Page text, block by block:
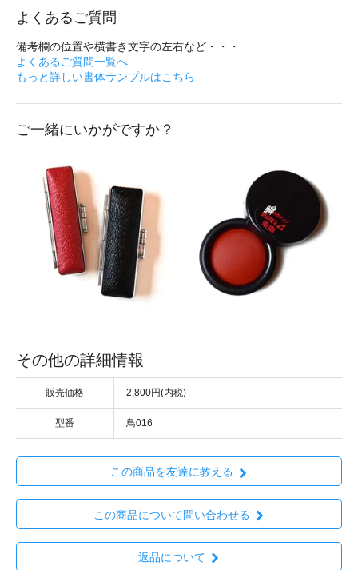
よくあるご質問
備考欄の位置や横書き文字の左右など・・・
よくあるご質問一覧へ
もっと詳しい書体サンプルはこちら
ご一緒にいかがですか？
その他の詳細情報
販売価格 2,800円(内税)
型番 鳥016
この商品を友達に教える
この商品について問い合わせる
返品について